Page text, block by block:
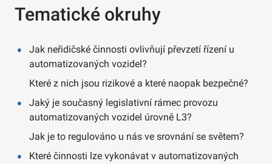
Tematické okruhy
Jak neřidičské činnosti ovlivňují převzetí řízení u
automatizovaných vozidel?
Které z nich jsou rizikové a které naopak bezpečné?
Jaký je současný legislativní rámec provozu
automatizovaných vozidel úrovně L3?
Jak je to regulováno u nás ve srovnání se světem?
Které činnosti lze vykonávat v automatizovaných